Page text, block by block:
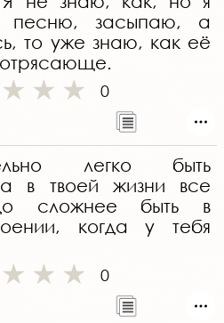
песню, засыпаю, а
то уже знаю, как её
0
легко быть
в твоей жизни все
сложнее быть в
когда у тебя
0